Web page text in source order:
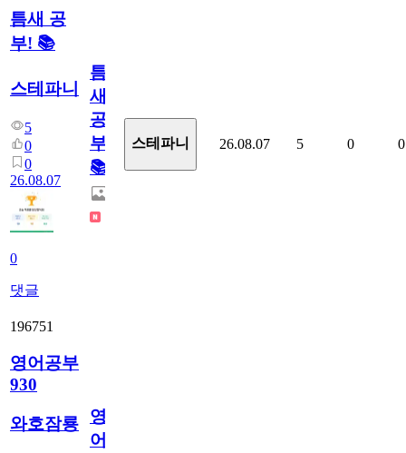
틈새 공
부! 📚
스테파니
5
0
0
26.08.07
0
댓글
틈
새
공
부!
📚
스테파니 26.08.07 5 0 0
196751
영어공부
930
와호잠룡
영
어